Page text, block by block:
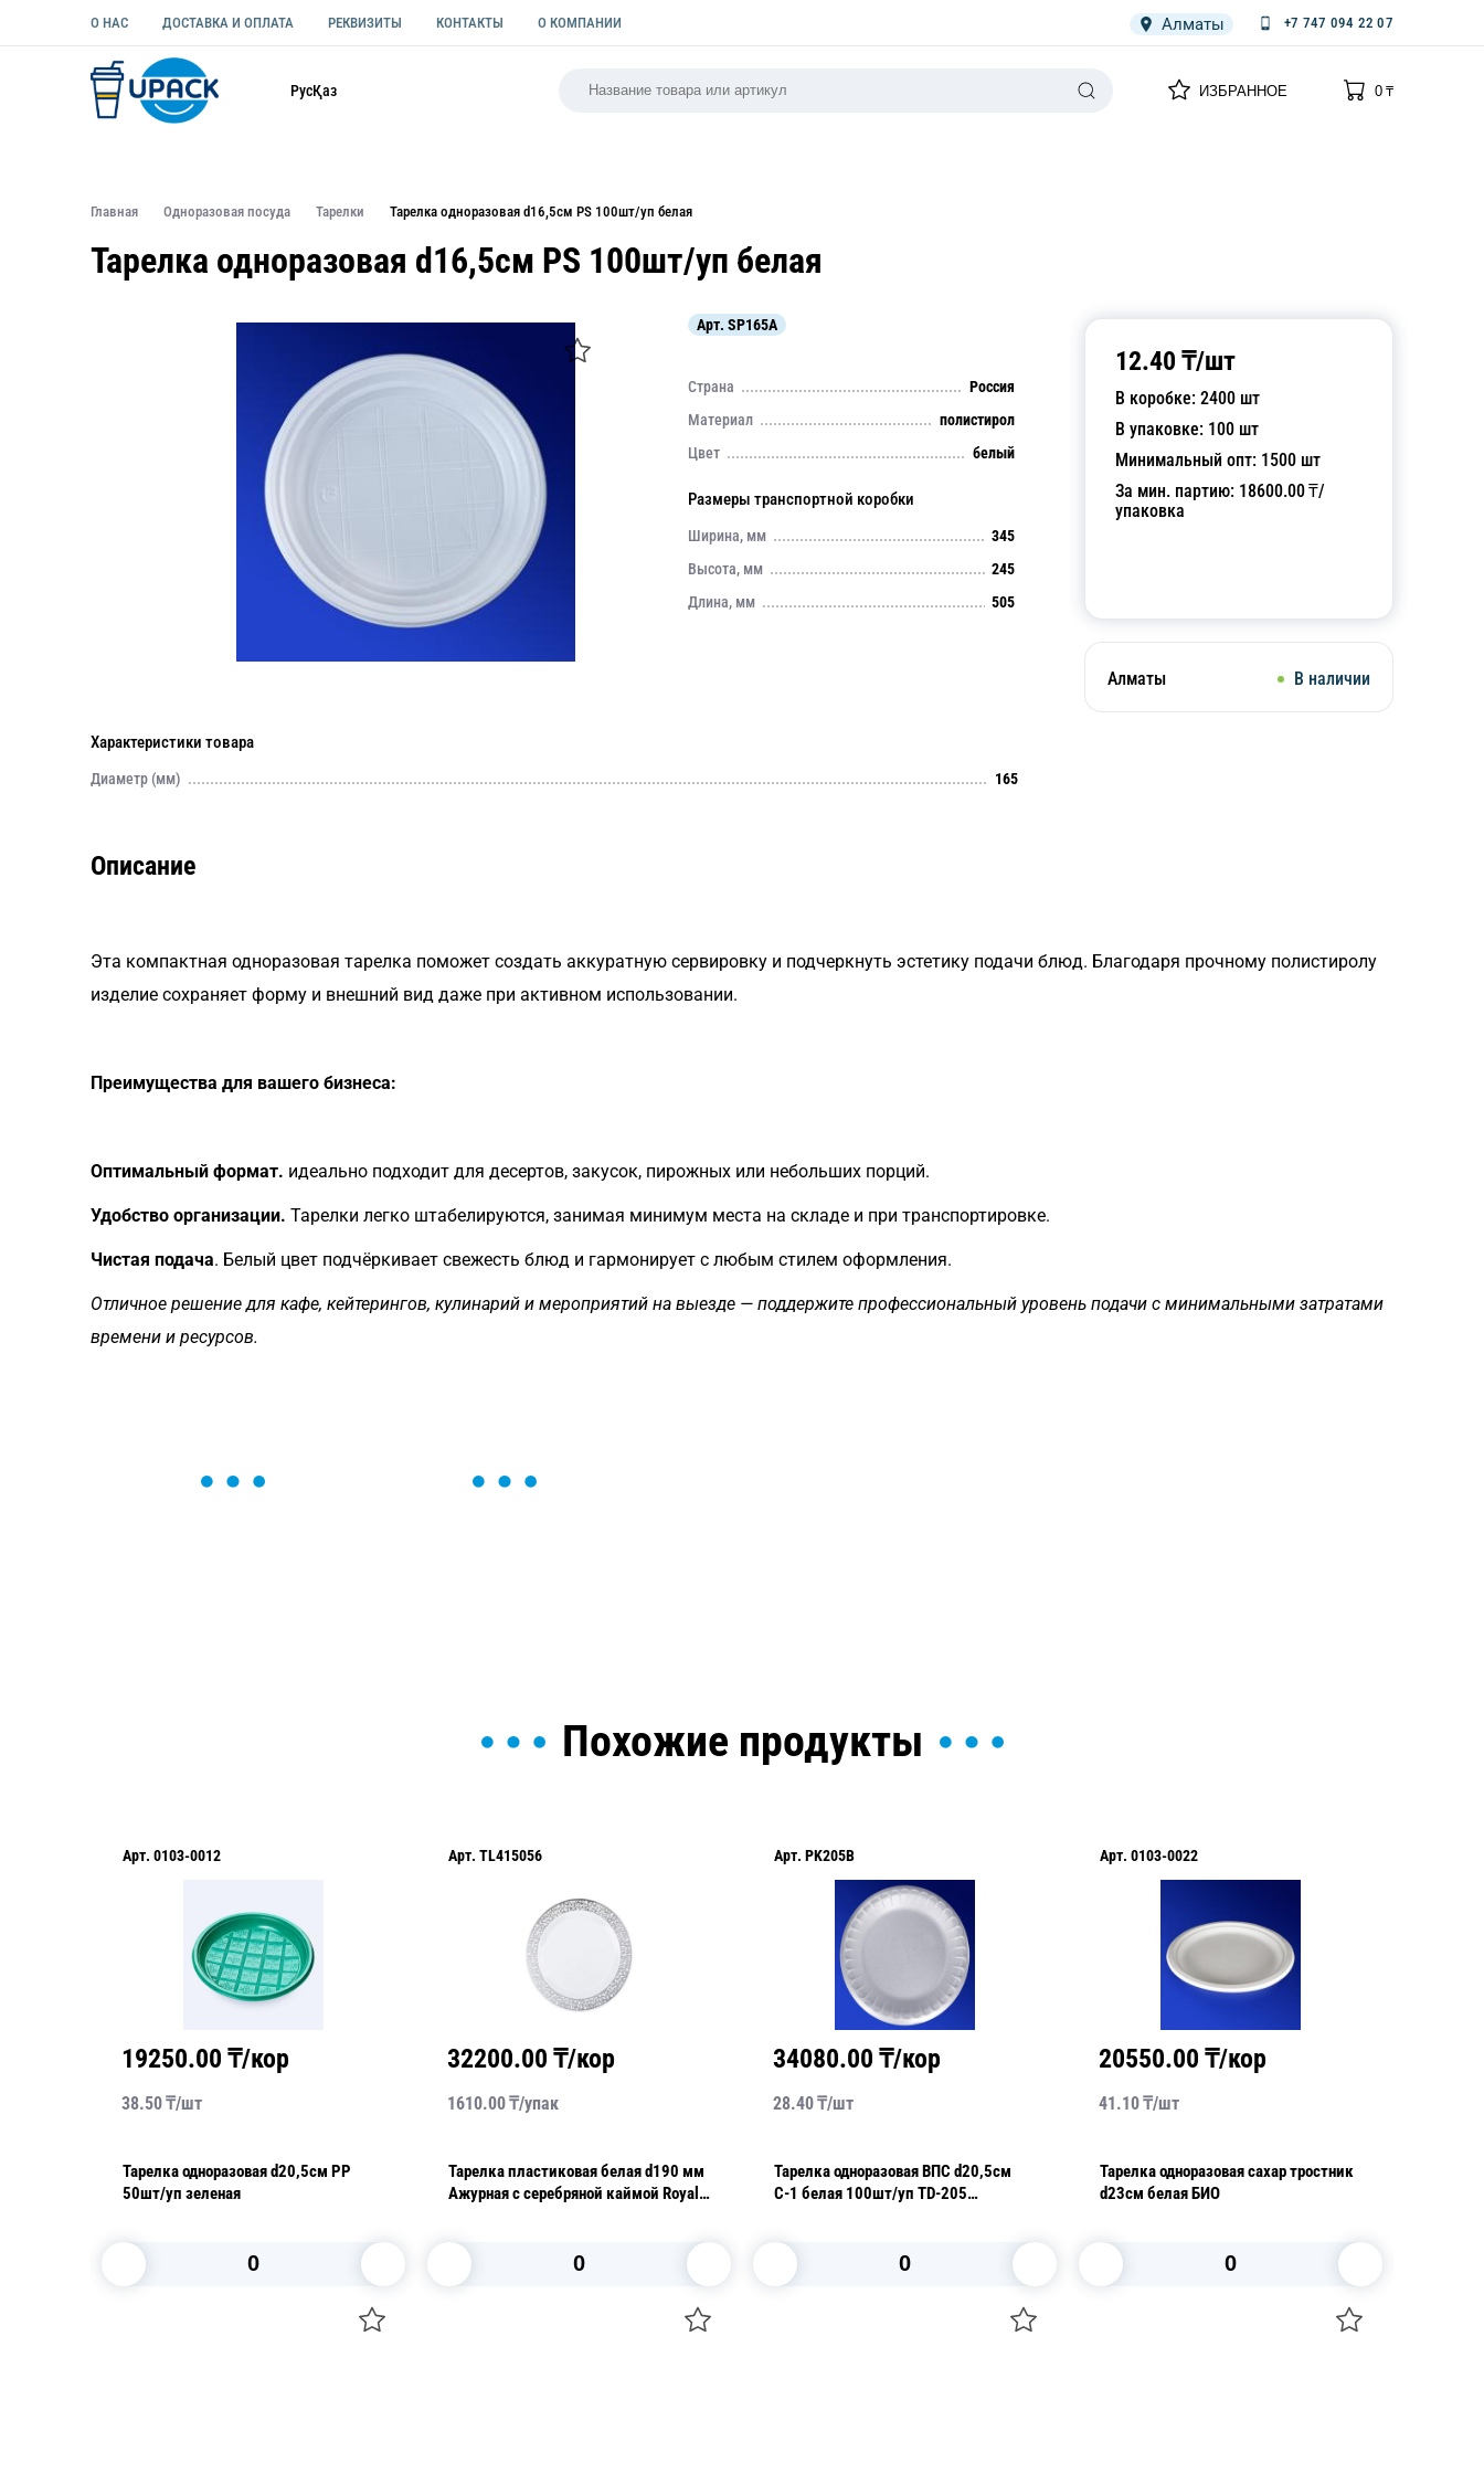
О НАС ДОСТАВКА И ОПЛАТА РЕКВИЗИТЫ КОНТАКТЫ О КОМПАНИИ Алматы +7 747 094 22 07
РусҚаз ИЗБРАННОЕ
0
0₸
Главная Одноразовая посуда Тарелки Тарелка одноразовая d16,5см PS 100шт/уп белая
Тарелка одноразовая d16,5см PS 100шт/уп белая
12.40 ₸/шт
В коробке: 2400 шт
В упаковке: 100 шт
Минимальный опт: 1500 шт
За мин. партию: 18600.00₸/
упаковка
Алматы В наличии
Арт. SP165A
Страна
Россия
Материал
полистирол
Цвет
белый
Размеры транспортной коробки
Ширина, мм
345
Высота, мм
245
Длина, мм
505
Характеристики товара
Диаметр (мм) 165
Описание
Эта компактная одноразовая тарелка поможет создать аккуратную сервировку и подчеркнуть эстетику подачи блюд. Благодаря прочному полистиролу
изделие сохраняет форму и внешний вид даже при активном использовании.
Преимущества для вашего бизнеса:
Оптимальный формат. идеально подходит для десертов, закусок, пирожных или небольших порций.
Удобство организации. Тарелки легко штабелируются, занимая минимум места на складе и при транспортировке.
Чистая подача. Белый цвет подчёркивает свежесть блюд и гармонирует с любым стилем оформления.
Отличное решение для кафе, кейтерингов, кулинарий и мероприятий на выезде — поддержите профессиональный уровень подачи с минимальными затратами
времени и ресурсов.
Похожие продукты
Арт. 0103-0012
19250.00 ₸/кор
38.50₸/шт
Тарелка одноразовая d20,5см PP
50шт/уп зеленая
Арт. TL415056
32200.00 ₸/кор
1610.00₸/упак
Тарелка пластиковая белая d190 мм
Ажурная с серебряной каймой Royal
Арт. PK205B
34080.00 ₸/кор
28.40₸/шт
Тарелка одноразовая ВПС d20,5см
С-1 белая 100шт/уп TD-205
Арт. 0103-0022
20550.00 ₸/кор
41.10₸/шт
Тарелка одноразовая сахар тростник
d23см белая БИО